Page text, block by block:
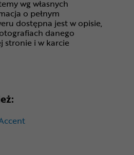
wg własnych
o pełnym
dostępna jest w opisie,
danego
stronie i w karcie